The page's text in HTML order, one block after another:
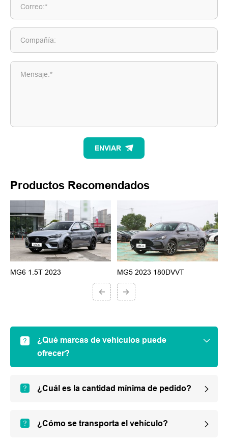
Correo:*
Compañía:
Mensaje:*
ENVIAR
Productos Recomendados
MG6 1.5T 2023 MG5 2023 180DVVT
¿Qué marcas de vehículos puede
ofrecer?
¿Cuál es la cantidad mínima de pedido?
¿Cómo se transporta el vehículo?